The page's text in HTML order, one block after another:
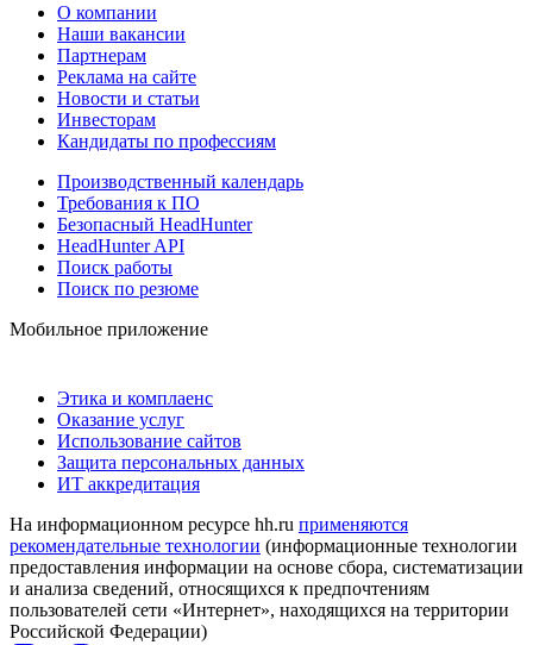
О компании
Наши вакансии
Партнерам
Реклама на сайте
Новости и статьи
Инвесторам
Кандидаты по профессиям
Производственный календарь
Требования к ПО
Безопасный HeadHunter
HeadHunter API
Поиск работы
Поиск по резюме
Мобильное приложение
Этика и комплаенс
Оказание услуг
Использование сайтов
Защита персональных данных
ИТ аккредитация
На информационном ресурсе hh.ru применяются
рекомендательные технологии (информационные технологии
предоставления информации на основе сбора, систематизации
и анализа сведений, относящихся к предпочтениям
пользователей сети «Интернет», находящихся на территории
Российской Федерации)